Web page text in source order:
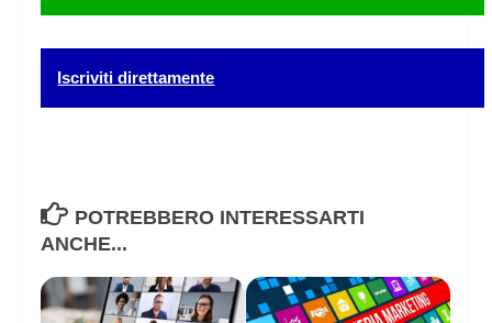
Iscriviti direttamente
POTREBBERO INTERESSARTI
ANCHE...